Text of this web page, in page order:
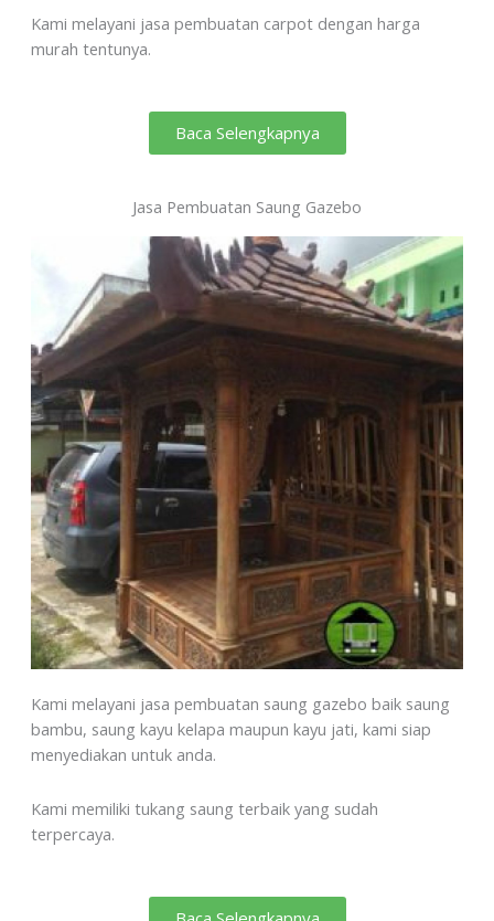
Kami melayani jasa pembuatan carpot dengan harga
murah tentunya.
Baca Selengkapnya
Jasa Pembuatan Saung Gazebo
Kami melayani jasa pembuatan saung gazebo baik saung
bambu, saung kayu kelapa maupun kayu jati, kami siap
menyediakan untuk anda.
Kami memiliki tukang saung terbaik yang sudah
terpercaya.